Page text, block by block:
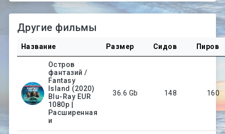
Другие фильмы
Название Размер Сидов Пиров
Остров
фантазий /
Fantasy
Island (2020)
Blu-Ray EUR
1080p |
Расширенная
и
36.6 Gb 148 160